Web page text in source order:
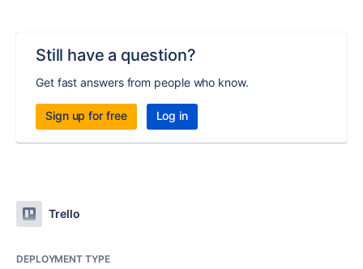
Still have a question?
Get fast answers from people who know.
Sign up for free Log in
Trello
DEPLOYMENT TYPE